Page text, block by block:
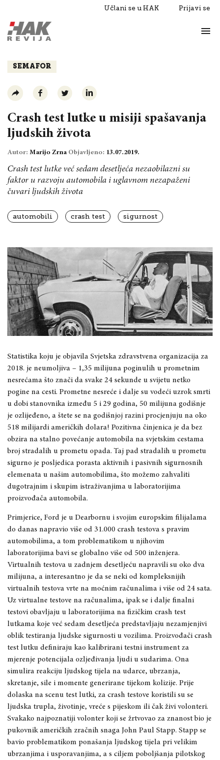
Učlani se u HAK Prijavi se
Razgovori
SEMAFOR
Crash test lutke u misiji spašavanja
ljudskih života
Autor: Marijo Zrna Objavljeno: 13.07.2019.
Crash test lutke već sedam desetljeća nezaobilazni su
faktor u razvoju automobila i uglavnom nezapaženi
čuvari ljudskih života
automobili crash test sigurnost
Statistika koju je objavila Svjetska zdravstvena organizacija za
2018. je neumoljiva – 1,35 milijuna poginulih u prometnim
nesrećama što znači da svake 24 sekunde u svijetu netko
pogine na cesti. Prometne nesreće i dalje su vodeći uzrok smrti
u dobi stanovnika između 5 i 29 godina, 50 milijuna godišnje
je ozlijeđeno, a štete se na godišnjoj razini procjenjuju na oko
518 milijardi američkih dolara! Pozitivna činjenica je da bez
obzira na stalno povećanje automobila na svjetskim cestama
broj stradalih u prometu opada. Taj pad stradalih u prometu
sigurno je posljedica porasta aktivnih i pasivnih sigurnosnih
elemenata u našim automobilima, što možemo zahvaliti
dugotrajnim i skupim istraživanjima u laboratorijima
proizvođača automobila.
Primjerice, Ford je u Dearbornu i svojim europskim filijalama
do danas napravio više od 31.000 crash testova s pravim
automobilima, a tom problematikom u njihovim
laboratorijima bavi se globalno više od 500 inženjera.
Virtualnih testova u zadnjem desetljeću napravili su oko dva
milijuna, a interesantno je da se neki od kompleksnijih
virtualnih testova vrte na moćnim računalima i više od 24 sata.
Uz virtualne testove na računalima, ipak se i dalje finalni
testovi obavljaju u laboratorijima na fizičkim crash test
lutkama koje već sedam desetljeća predstavljaju nezamjenjivi
oblik testiranja ljudske sigurnosti u vozilima. Proizvođači crash
test lutku definiraju kao kalibrirani testni instrument za
mjerenje potencijala ozljeđivanja ljudi u sudarima. Ona
simulira reakciju ljudskog tijela na udarce, ubrzanja,
skretanje, sile i momente generirane tijekom kolizije. Prije
dolaska na scenu test lutki, za crash testove koristili su se
ljudska trupla, životinje, vreće s pijeskom ili čak živi volonteri.
Svakako najpoznatiji volonter koji se žrtvovao za znanost bio je
pukovnik američkih zračnih snaga John Paul Stapp. Stapp se
bavio problematikom ponašanja ljudskog tijela pri velikim
ubrzanjima i usporavanjima, a s ciljem poboljšanja pilotskog